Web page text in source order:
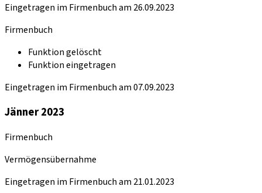
Eingetragen im Firmenbuch am 26.09.2023
Firmenbuch
Funktion gelöscht
Funktion eingetragen
Eingetragen im Firmenbuch am 07.09.2023
Jänner 2023
Firmenbuch
Vermögensübernahme
Eingetragen im Firmenbuch am 21.01.2023